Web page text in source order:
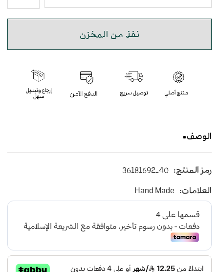
نفذ من المخزن
الوصف
يأتي بأرضية متوسطة الإرتفاع باللون الرمادي
و طبقة اسفنجية عالية الجودة لتعطي شعور بالراحة
ومقاومة الإنزلاق و التآكل
رمز المنتج: 36181692-40
العلامات: Hand Made